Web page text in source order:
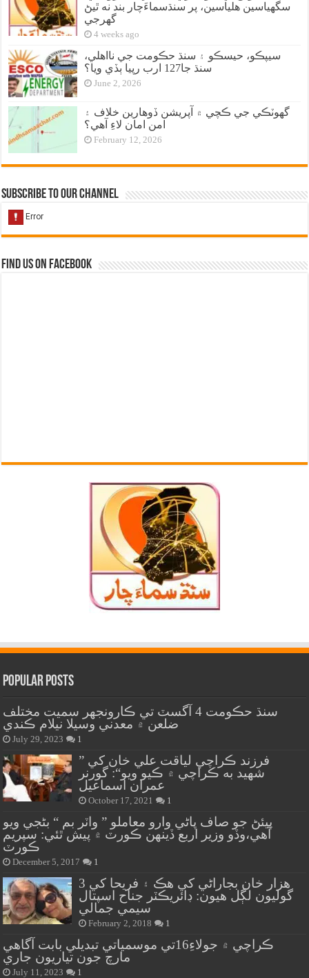
سگهياسين هلياسين، پر سنڌسماءَچار بند نه ٿيڻ
گهرجي
4 weeks ago
سيپڪو، حيسڪو ۽ سنڌ حڪومت جي نااهلي،
سنڌ جا127 ارب رپيا ٻڏي ويا؟
June 2, 2026
گهوٽڪي جي ڪچي ۾ آپريشن ڏوهارين خلاف ۽
امن امان لاءِ آهي؟
February 12, 2026
Subscribe to our Channel
Find us on Facebook
Popular Posts
سنڌ حڪومت 4 آگسٽ تي ڪارونجهر سميت مختلف
ضلعن ۾ معدني وسيلا نيلام ڪندي
July 29, 2023 1
” فرزند ڪراچي لياقت علي خان کي
شهيد به ڪراچي ۾ ڪيو ويو“: گورنر
عمران اسماعيل
October 17, 2021 1
پيئڻ جو صاف پاڻي وارو معاملو ” واٽر بم “ بڻجي ويو
آهي،وڏو وزير اربع ڏينهن ڪورٽ ۾ پيش ٿئي: سپريم
ڪورٽ
December 5, 2017 1
هزار خان بجاراڻي کي هڪ ۽ فريحا کي 3
گوليون لڳل هيون: ڊائريڪٽر جناح اسپتال
سيمي جمالي
February 2, 2018 1
ڪراچي ۾ جولاءِ16تي موسمياتي تبديلي بابت آگاهي
مارچ جون تياريون جاري
July 11, 2023 1